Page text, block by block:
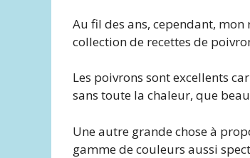
Au fil des ans, cependant,
collection de recettes de
Les poivrons sont excellents
sans toute la chaleur, que
Une autre grande chose à
gamme de couleurs aussi